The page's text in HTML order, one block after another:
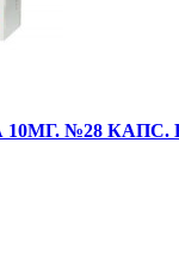
№28 КАПС.